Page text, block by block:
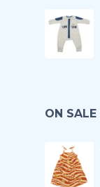
ON SALE